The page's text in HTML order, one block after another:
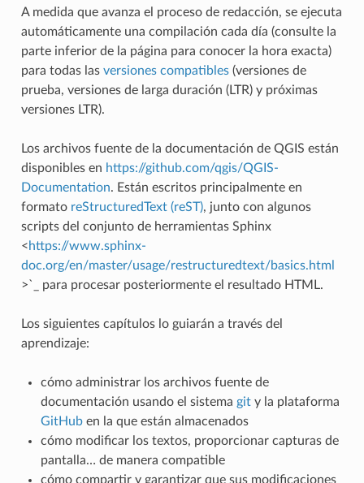
A medida que avanza el proceso de redacción, se ejecuta
automáticamente una compilación cada día (consulte la
parte inferior de la página para conocer la hora exacta)
para todas las versiones compatibles(versiones de
prueba, versiones de larga duración (LTR) y próximas
versiones LTR).
Los archivos fuente de la documentación de QGIS están
disponibles en https://github.com/qgis/QGIS-
Documentation. Están escritos principalmente en
formato reStructuredText (reST), junto con algunos
scripts del conjunto de herramientas Sphinx
<https://www.sphinx-
doc.org/en/master/usage/restructuredtext/basics.html
>`_ para procesar posteriormente el resultado HTML.
Los siguientes capítulos lo guiarán a través del
aprendizaje:
cómo administrar los archivos fuente de
documentación usando el sistema gity la plataforma
GitHuben la que están almacenados
cómo modificar los textos, proporcionar capturas de
pantalla… de manera compatible
cómo compartir y garantizar que sus modificaciones